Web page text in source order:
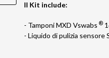
Il Kit include:
- Tamponi MXD Vswabs ®
- Liquido di pulizia sensore